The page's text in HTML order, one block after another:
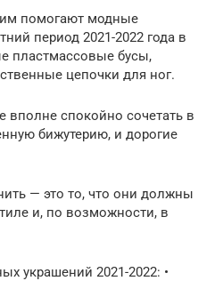
помогают модные
период 2021-2022 года в
пластмассовые бусы,
цепочки для ног.
спокойно сочетать в
бижутерию, и дорогие
— это то, что они должны
и, по возможности, в
украшений 2021-2022: •